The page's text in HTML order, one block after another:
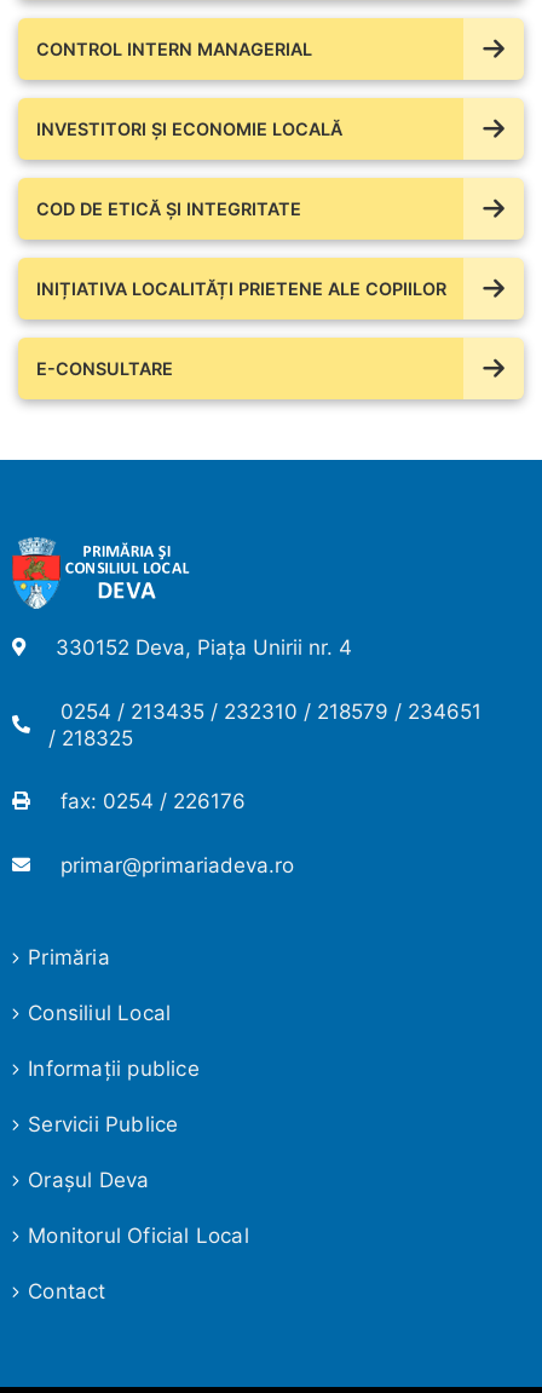
CONTROL INTERN MANAGERIAL
INVESTITORI ȘI ECONOMIE LOCALĂ
COD DE ETICĂ ȘI INTEGRITATE
INIȚIATIVA LOCALITĂȚI PRIETENE ALE COPIILOR
E-CONSULTARE
330152 Deva, Piața Unirii nr. 4
0254 / 213435 / 232310 / 218579 / 234651
/ 218325
fax: 0254 / 226176
primar@primariadeva.ro
Primăria
Consiliul Local
Informaţii publice
Servicii Publice
Oraşul Deva
Monitorul Oficial Local
Contact